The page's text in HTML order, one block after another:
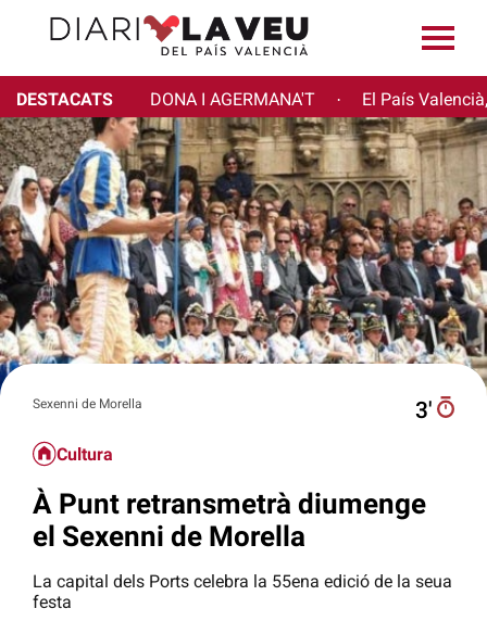
DESTACATS DONA I AGERMANA'T · El País
Sexenni de Morella 3′
Cultura
À Punt retransmetrà diumenge
el Sexenni de Morella
La capital dels Ports celebra la 55ena edició de la seua
festa